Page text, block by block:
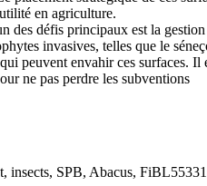
en agriculture.
des défis principaux est la gestion
invasives, telles que le
peuvent envahir ces surfaces. Il
ne pas perdre les subventions
insects, SPB, Abacus,